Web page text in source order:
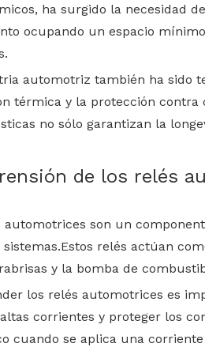
ha surgido la necesidad
ocupando un espacio
automotriz también ha sido
térmica y la protección contra
no sólo garantizan la
de los relés
automotrices son un
sistemas.Estos relés actúan
y la bomba de
los relés automotrices es
corrientes y proteger los
cuando se aplica una